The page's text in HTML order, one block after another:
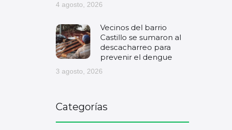
4 agosto, 2026
Vecinos del barrio
Castillo se sumaron al
descacharreo para
prevenir el dengue
3 agosto, 2026
Categorías